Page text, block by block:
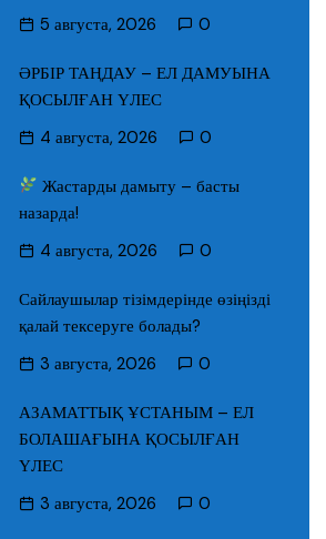
5 августа, 2026
0
ӘРБІР ТАҢДАУ – ЕЛ ДАМУЫНА
ҚОСЫЛҒАН ҮЛЕС
4 августа, 2026
0
Жастарды дамыту – басты
назарда!
4 августа, 2026
0
Сайлаушылар тізімдерінде өзіңізді
қалай тексеруге болады?
3 августа, 2026
0
АЗАМАТТЫҚ ҰСТАНЫМ – ЕЛ
БОЛАШАҒЫНА ҚОСЫЛҒАН
ҮЛЕС
3 августа, 2026
0